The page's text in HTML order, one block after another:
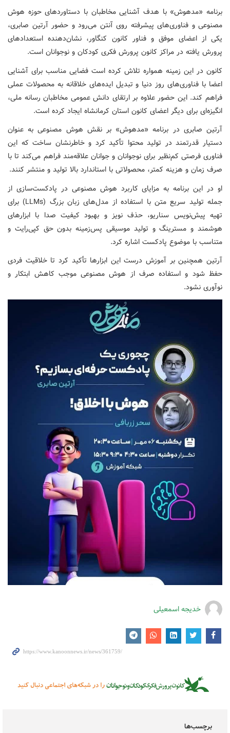
برنامه «مدهوش» با هدف آشنایی مخاطبان با دستاوردهای حوزه هوش
مصنوعی و فناوری‌های پیشرفته روی آنتن می‌رود و حضور آرتین صابری،
یکی از اعضای موفق و فناور کانون کنگاور، نشان‌دهنده استعدادهای
پرورش یافته در مراکز کانون پرورش فکری کودکان و نوجوانان است.
کانون در این زمینه همواره تلاش کرده است فضایی مناسب برای آشنایی
اعضا با فناوری‌های روز دنیا و تبدیل ایده‌های خلاقانه به محصولات عملی
فراهم کند. این حضور علاوه بر ارتقای دانش عمومی مخاطبان رسانه ملی،
انگیزه‌ای برای دیگر اعضای کانون استان کرمانشاه ایجاد کرده است.
آرتین صابری در برنامه «مدهوش» بر نقش هوش مصنوعی به عنوان
دستیار قدرتمند در تولید محتوا تأکید کرد و خاطرنشان ساخت که این
فناوری فرصتی کم‌نظیر برای نوجوانان و جوانان علاقه‌مند فراهم می‌کند تا با
صرف زمان و هزینه کمتر، محصولاتی با استاندارد بالا تولید و منتشر کنند.
او در این برنامه به مزایای کاربرد هوش مصنوعی در پادکست‌سازی از
جمله تولید سریع متن با استفاده از مدل‌های زبان بزرگ (LLMs) برای
تهیه پیش‌نویس سناریو، حذف نویز و بهبود کیفیت صدا با ابزارهای
هوشمند و مسترینگ و تولید موسیقی پس‌زمینه بدون حق کپی‌رایت و
متناسب با موضوع پادکست اشاره کرد.
آرتین همچنین بر آموزش درست این ابزارها تأکید کرد تا خلاقیت فردی
حفظ شود و استفاده صرف از هوش مصنوعی موجب کاهش ابتکار و
نوآوری نشود.
خدیجه اسمعیلی
برچسب‌ها